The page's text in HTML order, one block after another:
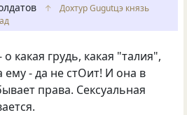
↑
Дохтур Gugutцэ князь
какая грудь, какая "талия",
ему - да не стОит! И она в
права. Сексуальная